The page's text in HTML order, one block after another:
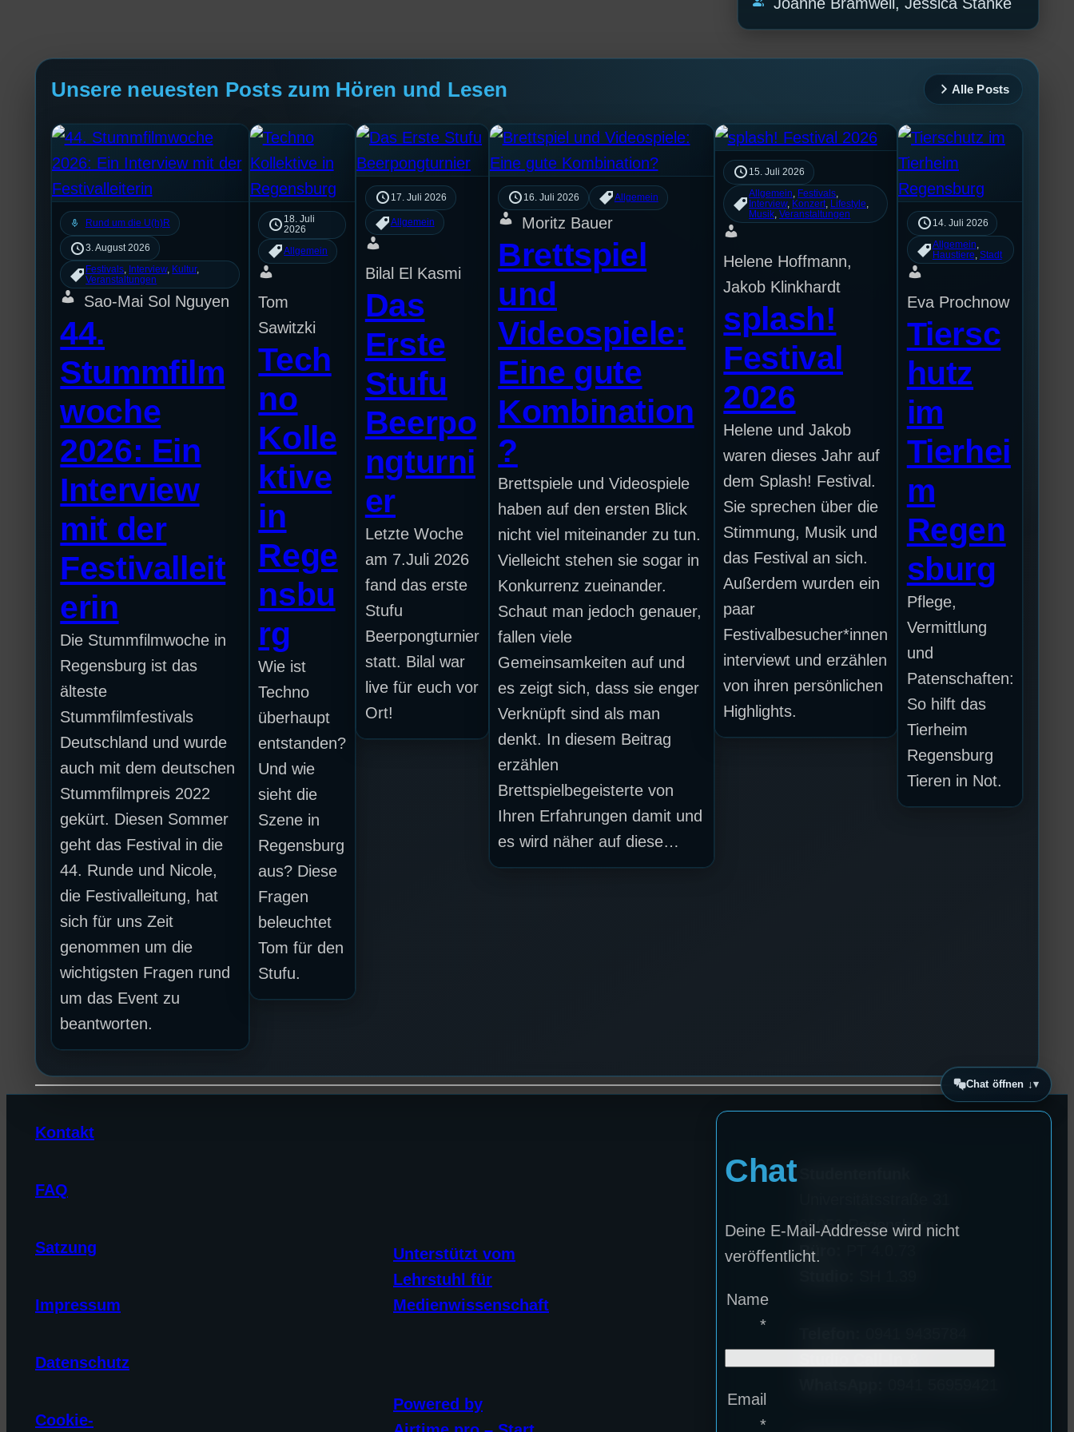
Unsere neuesten Posts zum Hören und Lesen Alle Posts
mic Rund um die U(h)R
3. August 2026
Festivals Interview, Kultur
Veranstaltungen
Sao-Mai Sol Nguyen
44.
Stummfilm
woche
2026: Ein
Interview
mit der
Festivalleit
erin
Die Stummfilmwoche in
Regensburg ist das
älteste
Stummfilmfestivals
Deutschland und wurde
auch mit dem deutschen
Stummfilmpreis 2022
gekürt. Diesen Sommer
geht das Festival in die
44. Runde und Nicole,
die Festivalleitung, hat
sich für uns Zeit
genommen um die
wichtigsten Fragen rund
um das Event zu
beantworten.
18. Juli
2026
Allgemein
Tom
Sawitzki
Tech
no
Kolle
ktive
in
Rege
nsbu
rg
Wie ist
Techno
überhaupt
entstanden?
Und wie
sieht die
Szene in
Regensburg
aus? Diese
Fragen
beleuchtet
Tom für den
Stufu.
17. Juli 2026
Allgemein
Bilal El Kasmi
Das
Erste
Stufu
Beerpo
ngturni
er
Letzte Woche
am 7.Juli 2026
fand das erste
Stufu
Beerpongturnier
statt. Bilal war
live für euch vor
Ort!
16. Juli 2026 Allgemein
Moritz Bauer
Brettspiel
und
Videospiele:
Eine gute
Kombination
?
Brettspiele und Videospiele
haben auf den ersten Blick
nicht viel miteinander zu tun.
Vielleicht stehen sie sogar in
Konkurrenz zueinander.
Schaut man jedoch genauer,
fallen viele
Gemeinsamkeiten auf und
es zeigt sich, dass sie enger
Verknüpft sind als man
denkt. In diesem Beitrag
erzählen
Brettspielbegeisterte von
Ihren Erfahrungen damit und
es wird näher auf diese…
15. Juli 2026
Allgemein Festivals
Interview, Konzert Lifestyle
Musik , Veranstaltungen
Helene Hoffmann,
Jakob Klinkhardt
splash!
Festival
2026
Helene und Jakob
waren dieses Jahr auf
dem Splash! Festival.
Sie sprechen über die
Stimmung, Musik und
das Festival an sich.
Außerdem wurden ein
paar
Festivalbesucher*innen
interviewt und erzählen
von ihren persönlichen
Highlights.
14. Juli 2026
Allgemein
Haustiere Stadt
Eva Prochnow
Tiersc
hutz
im
Tierhei
m
Regen
sburg
Pflege,
Vermittlung
und
Patenschaften:
So hilft das
Tierheim
Regensburg
Tieren in Not.
Kontakt
FAQ
Satzung
Impressum
Datenschutz
Cookie-
Unterstützt vom
Lehrstuhl für
Medienwissenschaft
Powered by
93053 Regensburg
Büro:
Chat öffnen ↓
Chat
Deine E-Mail-Addresse wird nicht
veröffentlicht.
Name
*
Email
*